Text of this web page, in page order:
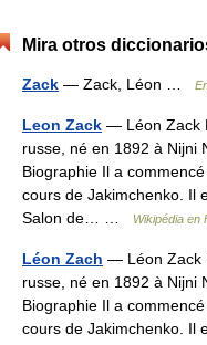
Mira otros
Zack — Zack, Léon …
Leon Zack — Léon Zack
russe, né en 1892 à Nijni
Biographie Il a
cours de Jakimchenko. Il
Salon de… …
Wikipédia en
Léon Zach — Léon Zack
russe, né en 1892 à Nijni
Biographie Il a
cours de Jakimchenko. Il